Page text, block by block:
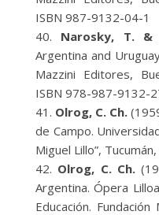
ISBN 987-9132-04-1
Narosky, T. &
Argentina and
Mazzini Editores,
ISBN 978-987-9132-
Olrog, C. Ch.
de Campo.
Miguel Lillo”,
Olrog, C. Ch.
Argentina. Ópera
Educación.